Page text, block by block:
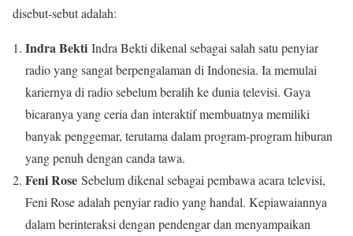
disebut-sebut adalah:
Indra Bekti Indra Bekti dikenal sebagai salah satu penyiar
radio yang sangat berpengalaman di Indonesia. Ia memulai
kariernya di radio sebelum beralih ke dunia televisi. Gaya
bicaranya yang ceria dan interaktif membuatnya memiliki
banyak penggemar, terutama dalam program-program hiburan
yang penuh dengan canda tawa.
Feni Rose Sebelum dikenal sebagai pembawa acara televisi,
Feni Rose adalah penyiar radio yang handal. Kepiawaiannya
dalam berinteraksi dengan pendengar dan menyampaikan